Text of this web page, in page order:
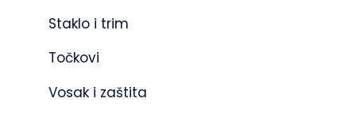
Staklo i trim
Točkovi
Vosak i zaštita